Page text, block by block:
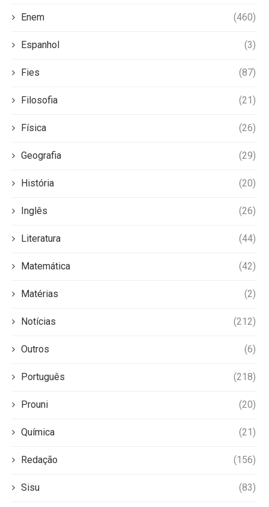
Enem (460)
Espanhol (3)
Fies (87)
Filosofia (21)
Física (26)
Geografia (29)
História (20)
Inglês (26)
Literatura (44)
Matemática (42)
Matérias (2)
Notícias (212)
Outros (6)
Português (218)
Prouni (20)
Química (21)
Redação (156)
Sisu (83)